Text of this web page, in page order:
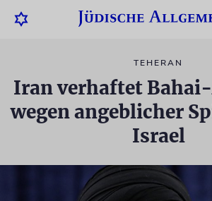
TEHERAN
Iran verhaftet
wegen angeblicher
Israel